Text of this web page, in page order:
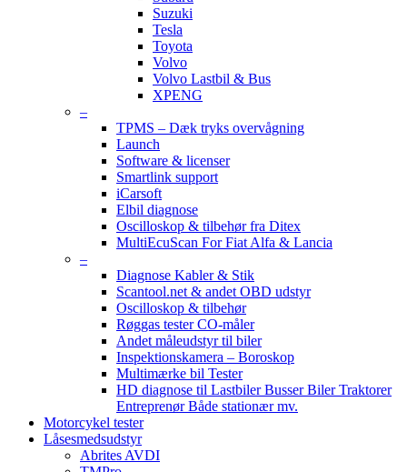
Suzuki
Tesla
Toyota
Volvo
Volvo Lastbil & Bus
XPENG
–
TPMS – Dæk tryks overvågning
Launch
Software & licenser
Smartlink support
iCarsoft
Elbil diagnose
Oscilloskop & tilbehør fra Ditex
MultiEcuScan For Fiat Alfa & Lancia
–
Diagnose Kabler & Stik
Scantool.net & andet OBD udstyr
Oscilloskop & tilbehør
Røggas tester CO-måler
Andet måleudstyr til biler
Inspektionskamera – Boroskop
Multimærke bil Tester
HD diagnose til Lastbiler Busser Biler Traktorer
Entreprenør Både stationær mv.
Motorcykel tester
Låsesmedsudstyr
Abrites AVDI